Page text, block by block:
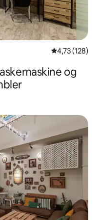
4,73 ud af 5 i
4,73 (128)
og